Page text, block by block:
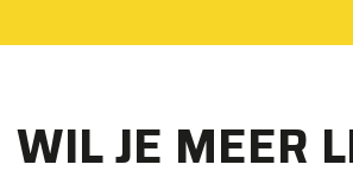
WIL JE MEER